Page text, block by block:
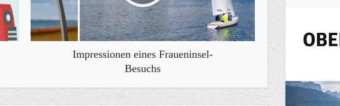
Impressionen eines Fraueninsel-
Besuchs